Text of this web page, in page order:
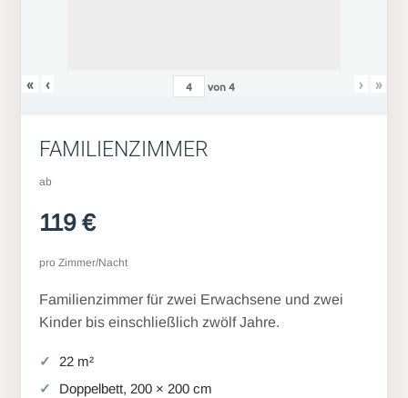
« ‹ von4 › »
FAMILIENZIMMER
ab
119 €
pro Zimmer/Nacht
Familienzimmer für zwei Erwachsene und zwei
Kinder bis einschließlich zwölf Jahre.
22 m²
Doppelbett, 200 × 200 cm